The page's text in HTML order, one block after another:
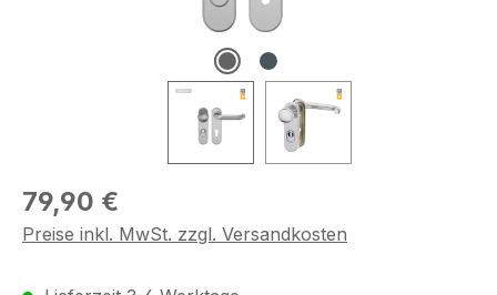
Regulärer Preis:
79,90 €
Preise inkl. MwSt. zzgl. Versandkosten